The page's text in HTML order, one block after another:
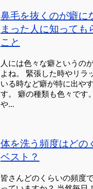
鼻毛を抜くのが癖に
まった人に知っても
こと
人には色々な癖というの
よね。 緊張した時やリラ
いる時など癖が特に出や
す。 癖の種類も色々です
や...
体を洗う頻度はどの
ベスト？
皆さんどのくらいの頻度